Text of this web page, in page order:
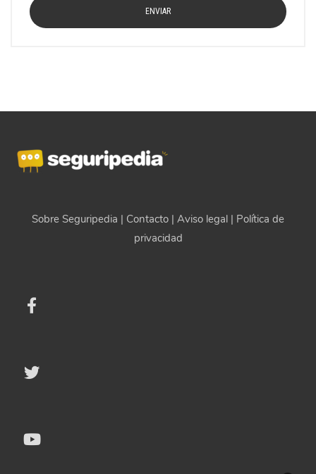
Sobre Seguripedia | Contacto | Aviso legal | Política de
privacidad